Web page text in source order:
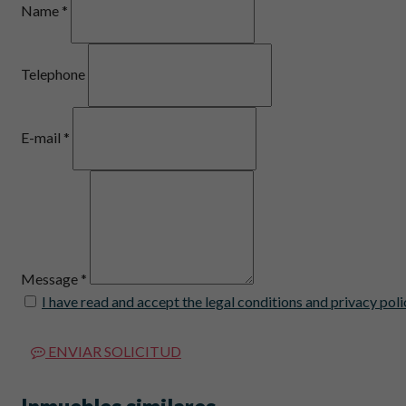
Name *
Telephone
E-mail *
Message *
I have read and accept the legal conditions and privacy
ENVIAR SOLICITUD